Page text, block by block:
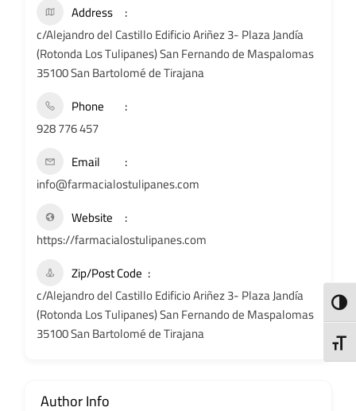
Address
c/Alejandro del Castillo Edificio Ariñez 3- Plaza Jandía
(Rotonda Los Tulipanes) San Fernando de Maspalomas
35100 San Bartolomé de Tirajana
Phone
928 776 457
Email
info@farmacialostulipanes.com
Website
https://farmacialostulipanes.com
Zip/Post Code
c/Alejandro del Castillo Edificio Ariñez 3- Plaza Jandía
(Rotonda Los Tulipanes) San Fernando de Maspalomas
35100 San Bartolomé de Tirajana
Author Info